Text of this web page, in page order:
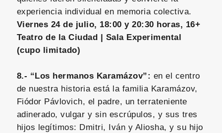
experiencia individual en memoria colectiva.
Viernes 24 de julio, 18:00 y 20:30 horas, 16+
Teatro de la Ciudad | Sala Experimental
(cupo limitado)
8.- “Los hermanos Karamázov”: en el centro
de nuestra historia está la familia Karamázov,
Fiódor Pávlovich, el padre, un terrateniente
adinerado, vulgar y sin escrúpulos, y sus tres
hijos legítimos: Dmitri, Iván y Aliosha, y su hijo